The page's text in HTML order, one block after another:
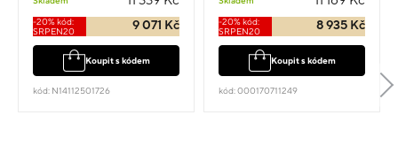
-20% kód:
SRPEN20
9 071 Kč
Koupit s kódem
kód: N14112501726
-20% kód:
SRPEN20
8 935 Kč
Koupit s kódem
kód: 000170711249